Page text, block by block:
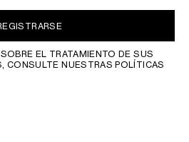
EL TRATAMIENTO DE SUS
CONSULTE NUESTRAS POLÍTICAS